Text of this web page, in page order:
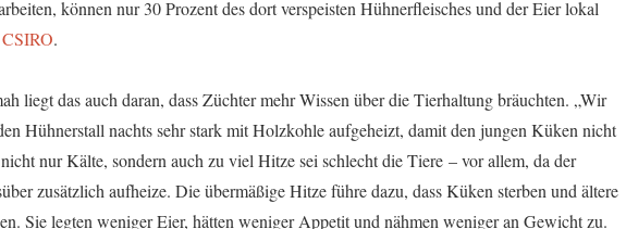
können nur 30 Prozent des dort verspeisten Hühnerfleisches und der Eier lokal
.
liegt das auch daran, dass Züchter mehr Wissen über die Tierhaltung bräuchten. „Wir
Hühnerstall nachts sehr stark mit Holzkohle aufgeheizt, damit den jungen Küken nicht
nur Kälte, sondern auch zu viel Hitze sei schlecht die Tiere – vor allem, da der
zusätzlich aufheize. Die übermäßige Hitze führe dazu, dass Küken sterben und ältere
Sie legten weniger Eier, hätten weniger Appetit und nähmen weniger an Gewicht zu.